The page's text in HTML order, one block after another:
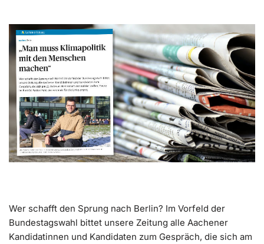
Wer schafft den Sprung nach Berlin? Im Vorfeld der
Bundestagswahl bittet unsere Zeitung alle Aachener
Kandidatinnen und Kandidaten zum Gespräch, die sich am